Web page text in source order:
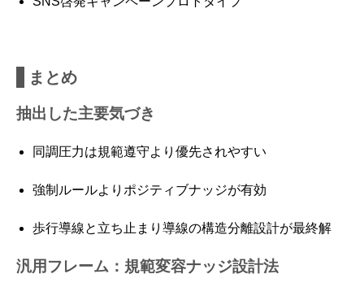
まとめ
抽出した主要気づき
同調圧力は規範遵守より優先されやすい
強制ルールよりポジティブナッジが有効
歩行導線と立ち止まり導線の構造分離設計が最終解
汎用フレーム：規範変容ナッジ設計法